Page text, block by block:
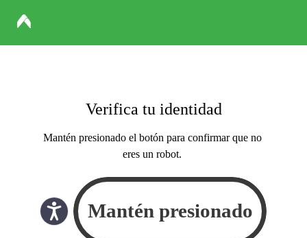
Verifica tu identidad
Mantén presionado el botón para confirmar que no
eres un robot.